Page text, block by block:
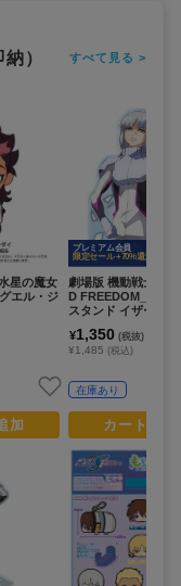
）
すべて見る >
星の魔女
エル・ジ
加
プレミアム会員
限定セール +70%還元
劇場版 機動戦士ガ
D FREEDOM_アク
スタンド イザーク
¥1,350 (税抜)
¥1,485 (税込)
在庫あり
カートに